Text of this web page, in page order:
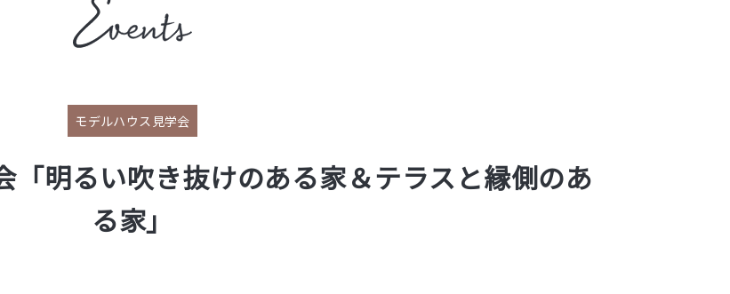
モデルハウス見学会
「明るい吹き抜けのある家＆テラスと縁側のあ
る家」